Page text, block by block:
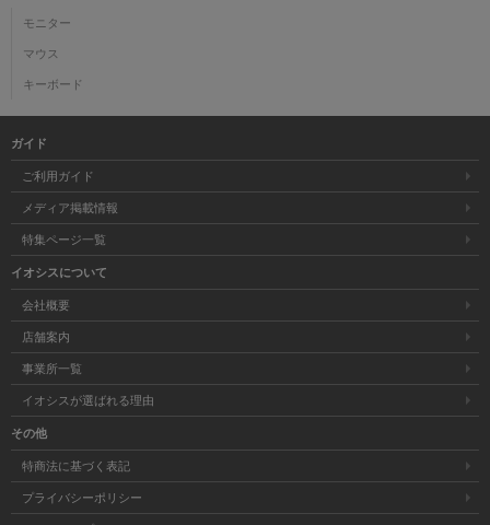
モニター
マウス
キーボード
ガイド
ご利用ガイド
メディア掲載情報
特集ページ一覧
イオシスについて
会社概要
店舗案内
事業所一覧
イオシスが選ばれる理由
その他
特商法に基づく表記
プライバシーポリシー